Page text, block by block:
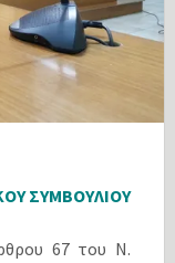
ΣΥΜΒΟΥΛΙΟΥ
67 του Ν.